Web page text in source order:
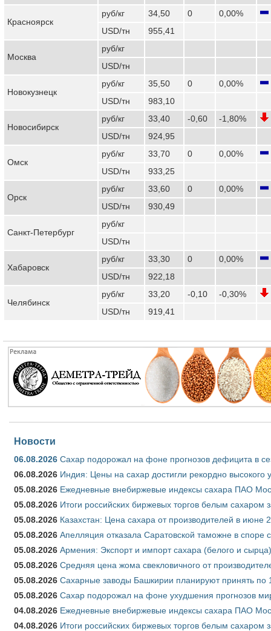
Красноярск
руб/кг 34,50 0
0,00%
USD/тн
955,41
Москва
руб/кг
USD/тн
Новокузнецк
руб/кг 35,50 0
0,00%
USD/тн
983,10
Новосибирск
руб/кг 33,40 -0,60
-1,80%
USD/тн
924,95
Омск
руб/кг 33,70 0
0,00%
USD/тн
933,25
Орск
руб/кг 33,60 0
0,00%
USD/тн
930,49
Санкт-Петербург
руб/кг
USD/тн
Хабаровск
руб/кг 33,30 0
0,00%
USD/тн
922,18
Челябинск
руб/кг 33,20 -0,10
-0,30%
USD/тн
919,41
Новости
06.08.2026 Сахар подорожал на фоне прогнозов дефицита в
06.08.2026 Индия: Цены на сахар достигли рекордно высокого
05.08.2026 Ежедневные внебиржевые индексы сахара ПАО
05.08.2026 Итоги российских биржевых торгов белым сахаром
05.08.2026 Казахстан: Цена сахара от производителей в июне
05.08.2026 Апелляция отказала Саратовской таможне в
05.08.2026 Армения: Экспорт и импорт сахара (белого и
05.08.2026 Средняя цена жома свекловичного от
05.08.2026 Сахарные заводы Башкирии планируют принять по
05.08.2026 Сахар подорожал на фоне ухудшения прогнозов
04.08.2026 Ежедневные внебиржевые индексы сахара ПАО
04.08.2026 Итоги российских биржевых торгов белым сахаром